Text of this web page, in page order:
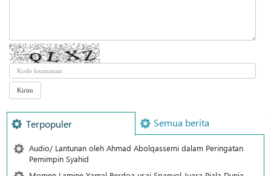
Terpopuler Semua berita
Audio/ Lantunan oleh Ahmad Abolqassemi dalam Peringatan
Pemimpin Syahid